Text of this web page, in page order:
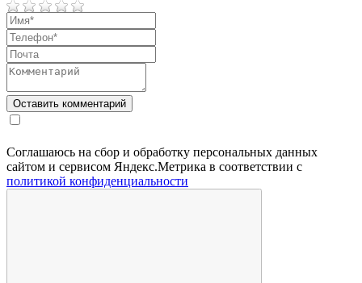
Соглашаюсь на сбор и обработку персональных данных
сайтом и сервисом Яндекс.Метрика в соответствии с
политикой конфиденциальности